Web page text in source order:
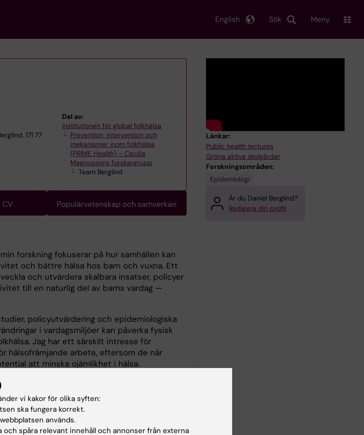
Sök
English Meny
171 77
Del av:
Institutionen för global folkhälsa
Prevention, intervention och
mekanismer inom folkhälsa
(PRIME Health) – Cecilia
Magnussons forskargrupp
Team Berglind
CV Populärvetenskap och samverkan
forskning fokuserar på hur samhällen kan
och bättre hälsa hos barn och vuxna. Ett
och utvärdera skalbara insatser, policyer
till en naturlig del av barns vardag —
policyutvärdering och epidemiologiska
i vardagsmiljöer kan påverka fysisk
Jag har ett särskilt intresse för
hälsofrämjande arbete, eftersom de når
att minska ojämlikhet i hälsa.
med Stockholms stad där vi
en policy för fysisk aktivitet på 124 förskolor.
Länkar:
Public health lectures
Gröna aktiva skolgårdar
Forskningsområden:
Epidemiologi
Är du Daniel Berglind?
Redigera din profil
vi kakor för olika syften:
ska fungera korrekt.
används.
och spåra relevant innehåll och annonser från externa